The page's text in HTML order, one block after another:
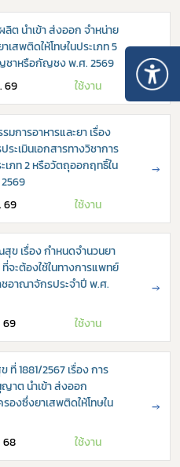
ต นำเข้า ส่งออก จำหน่าย
เสพติดให้โทษในประเภท 5
ชาหรือกัญชง พ.ศ. 2569
69
ใช้งาน
→
การอาหารและยา เรื่อง
ะเมินเอกสารทางวิชาการ
เภท 2 หรือวัตถุออกฤทธิ์ใน
69
ใช้งาน
→
ข เรื่อง กำหนดจำนวนยา
ที่จะต้องใช้ในทางการแพทย์
อาณาจักรประจำปี พ.ศ.
69
ใช้งาน
→
1881/2567 เรื่อง การ
าต นำเข้า ส่งออก
องซึ่งยาเสพติดให้โทษใน
68
ใช้งาน
→